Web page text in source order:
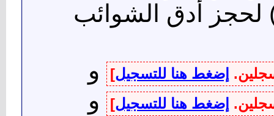
إضغط هنا للتسجيل] و
إضغط هنا للتسجيل] و